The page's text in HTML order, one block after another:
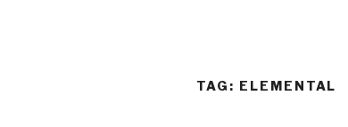
TAG: ELEMENTAL